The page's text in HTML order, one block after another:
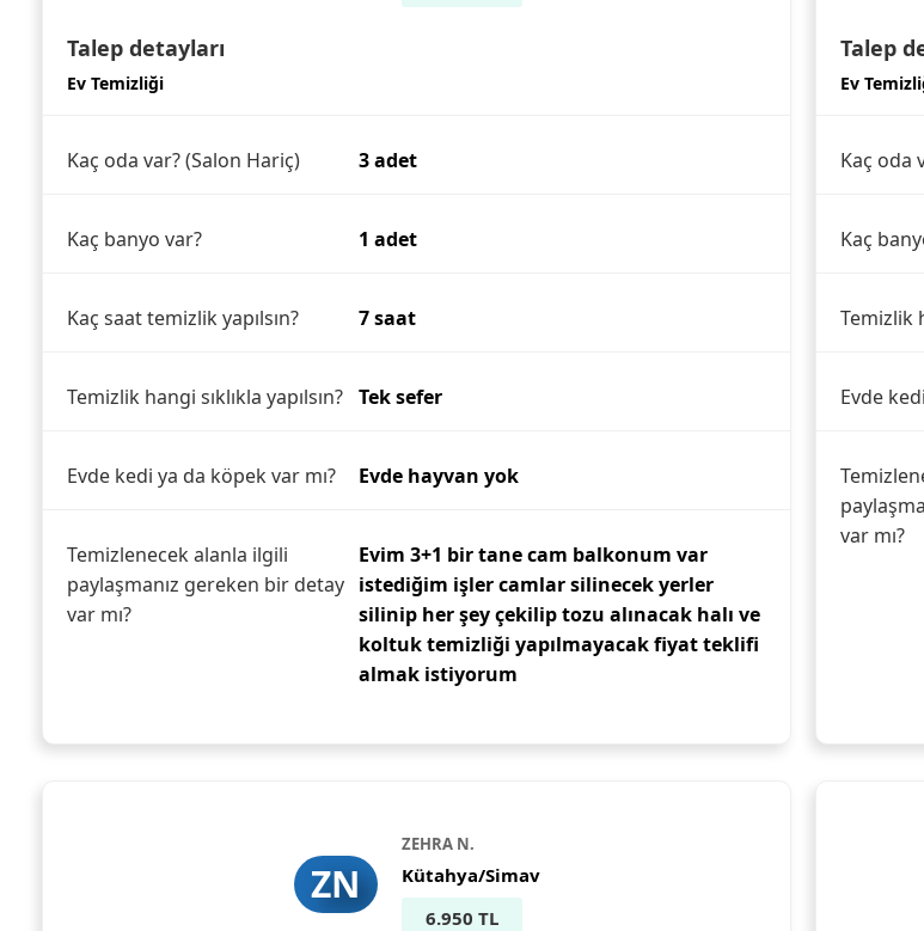
Talep detayları
Ev Temizliği
Kaç oda var? (Salon Hariç) 3 adet
Kaç banyo var? 1 adet
Kaç saat temizlik yapılsın? 7 saat
Temizlik hangi sıklıkla yapılsın? Tek sefer
Evde kedi ya da köpek var mı? Evde hayvan yok
Temizlenecek alanla ilgili
paylaşmanız gereken bir detay
var mı?
Evim 3+1 bir tane cam balkonum var
istediğim işler camlar silinecek yerler
silinip her şey çekilip tozu alınacak halı ve
koltuk temizliği yapılmayacak fiyat teklifi
almak istiyorum
Talep
Ev
Kaç oda
Kaç
Temizlik
Evde
var mı?
ZN
ZEHRA N.
Kütahya/Simav
6.950 TL